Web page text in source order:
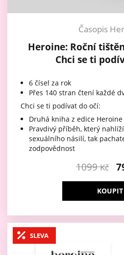
Časopis
Heroine: Roční
Chci se ti
6 čísel za rok
Přes 140 stran čtení každé
Chci se ti podívat do očí:
Druhá kniha z edice Heroine
Pravdivý příběh, který
sexuálního násilí, tak
zodpovědnost
1099Kč
KOUPIT
SLEVA